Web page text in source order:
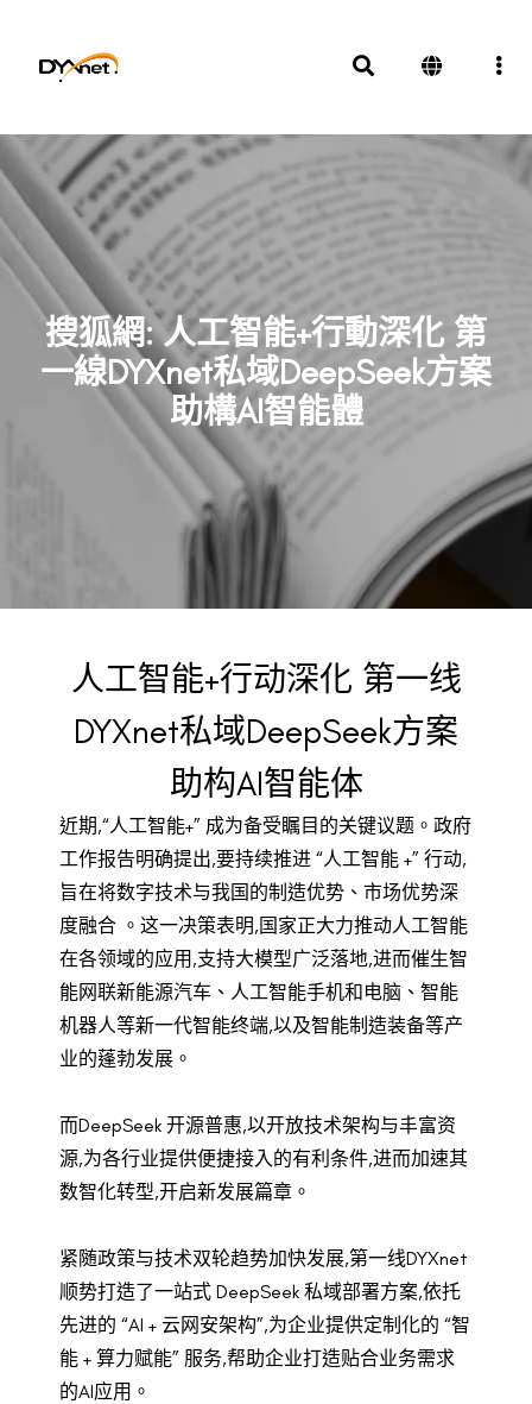
搜狐網: 人工智能+行動深化 第
一線DYXnet私域DeepSeek方案
助構AI智能體
BACK TO PREVIOUS
人工智能+行动深化 第一线
DYXnet私域DeepSeek方案
助构AI智能体
近期,“人工智能+” 成为备受瞩目的关键议题。政府
工作报告明确提出,要持续推进 “人工智能 +” 行动,
旨在将数字技术与我国的制造优势、市场优势深
度融合 。这一决策表明,国家正大力推动人工智能
在各领域的应用,支持大模型广泛落地,进而催生智
能网联新能源汽车、人工智能手机和电脑、智能
机器人等新一代智能终端,以及智能制造装备等产
业的蓬勃发展。
而DeepSeek 开源普惠,以开放技术架构与丰富资
源,为各行业提供便捷接入的有利条件,进而加速其
数智化转型,开启新发展篇章。
紧随政策与技术双轮趋势加快发展,第一线DYXnet
顺势打造了一站式 DeepSeek 私域部署方案,依托
先进的 “AI + 云网安架构”,为企业提供定制化的 “智
能 + 算力赋能” 服务,帮助企业打造贴合业务需求
的AI应用。